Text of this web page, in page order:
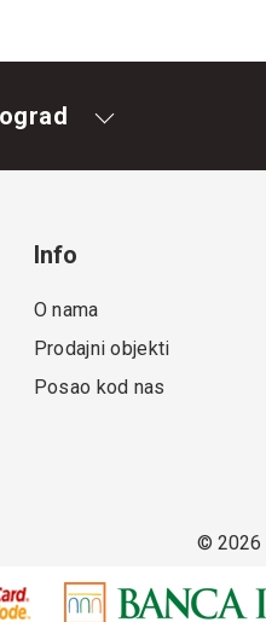
Info
O nama
Prodajni objekti
Posao kod nas
©